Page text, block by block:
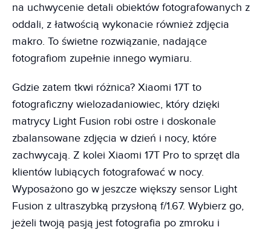
na uchwycenie detali obiektów fotografowanych z
oddali, z łatwością wykonacie również zdjęcia
makro. To świetne rozwiązanie, nadające
fotografiom zupełnie innego wymiaru.
Gdzie zatem tkwi różnica? Xiaomi 17T to
fotograficzny wielozadaniowiec, który dzięki
matrycy Light Fusion robi ostre i doskonale
zbalansowane zdjęcia w dzień i nocy, które
zachwycają. Z kolei Xiaomi 17T Pro to sprzęt dla
klientów lubiących fotografować w nocy.
Wyposażono go w jeszcze większy sensor Light
Fusion z ultraszybką przysłoną f/1.67. Wybierz go,
jeżeli twoją pasją jest fotografia po zmroku i